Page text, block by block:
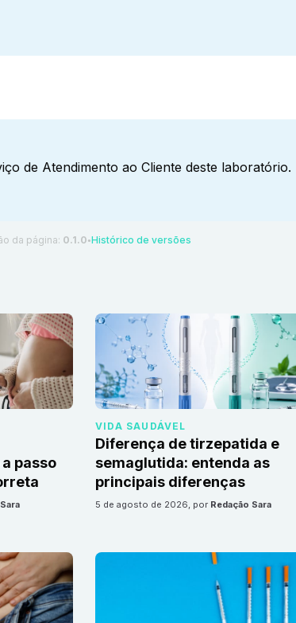
de Atendimento ao Cliente deste laboratório.
da página: 0.1.0 ●Histórico de versões
passo
VIDA SAUDÁVEL
Diferença de tirzepatida e
semaglutida: entenda as
principais diferenças
5 de agosto de 2026, por Redação Sara